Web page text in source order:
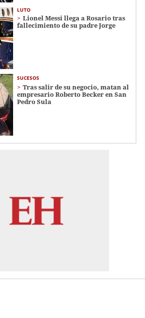
LUTO
Lionel Messi llega a Rosario tras
fallecimiento de su padre Jorge
SUCESOS
Tras salir de su negocio, matan al
empresario Roberto Becker en San
Pedro Sula